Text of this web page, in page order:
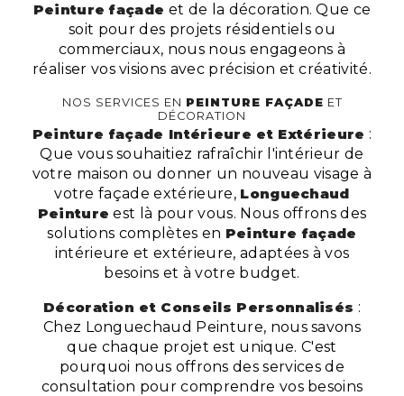
Peinture façade et de la décoration. Que ce
soit pour des projets résidentiels ou
commerciaux, nous nous engageons à
réaliser vos visions avec précision et créativité.
NOS SERVICES EN PEINTURE FAÇADE ET
DÉCORATION
Peinture façade Intérieure et Extérieure :
Que vous souhaitiez rafraîchir l'intérieur de
votre maison ou donner un nouveau visage à
votre façade extérieure, Longuechaud
Peinture est là pour vous. Nous offrons des
solutions complètes en Peinture façade
intérieure et extérieure, adaptées à vos
besoins et à votre budget.
Décoration et Conseils Personnalisés :
Chez Longuechaud Peinture, nous savons
que chaque projet est unique. C'est
pourquoi nous offrons des services de
consultation pour comprendre vos besoins